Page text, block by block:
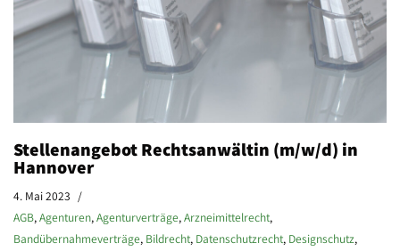
Stellenangebot Rechtsanwältin (m/w/d) in
Hannover
4. Mai 2023
AGB,Agenturen,Agenturverträge,Arzneimittelrecht,
Bandübernahmeverträge, Bildrecht, Datenschutzrecht, Designschutz,